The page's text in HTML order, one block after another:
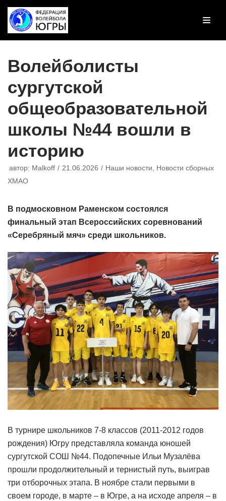
Перейти
к
Волейболисты
сургутской
общеобразовательной
школы №44 вошли в
историю
автор: Malkoff 21.06.2026 Наши новости
Новости сборных
ХМАО
В подмосковном Раменском состоялся
финальный этап Всероссийских соревнований
«Серебряный мяч» среди школьников.
В турнире школьников 7-8 классов (2011-2012 годов
рождения) Югру представляла команда юношей
сургутской СОШ №44. Подопечные Ильи Музалёва
прошли продолжительный и тернистый путь, выиграв
три отборочных этапа. В ноябре стали первыми в
своем городе, в марте – в Югре, а на исходе апреля – в